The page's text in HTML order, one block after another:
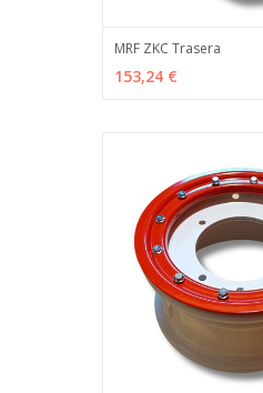
AÑADIR
MRF ZKC Trasera
153,24 €